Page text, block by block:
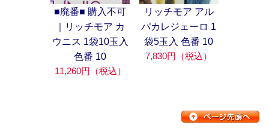
■廃番■ 購入不可
｜リッチモア カ
ウニス 1袋10玉入
色番 10
11,260円（税込）
リッチモア アル
パカレジェーロ 1
袋5玉入 色番 10
7,830円（税込）